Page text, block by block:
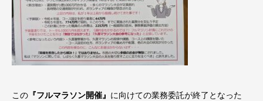
この 『フルマラソン開催』 に向けての業務委託が終了となった